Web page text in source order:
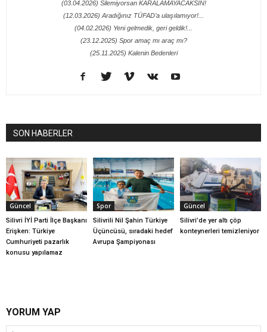
(03.04.2026) Silemiyorsan KARALAMAYACAKSIN!
(12.03.2026) Aradığınız TÜFAD’a ulaşılamıyor!...
(04.02.2026) Yeni gelmedik, geri geldik!...
(23.12.2025) Spor amaç mı araç mı?
(25.11.2025) Kalenin Bedenleri
SON HABERLER
Güncel
Silivri İYİ Parti İlçe Başkanı
Erişken: Türkiye
Cumhuriyeti pazarlık
konusu yapılamaz
Spor
Silivrili Nil Şahin Türkiye
Üçüncüsü, sıradaki hedef
Avrupa Şampiyonası
Güncel
Silivri’de yer altı çöp
konteynerleri temizleniyor
YORUM YAP